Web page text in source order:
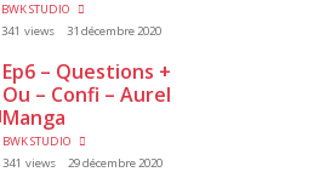
BWK STUDIO
341 views
31 décembre 2020
Ep6 – Questions +
Ou – Confi – Aurel
Manga
BWK STUDIO
341 views
29 décembre 2020